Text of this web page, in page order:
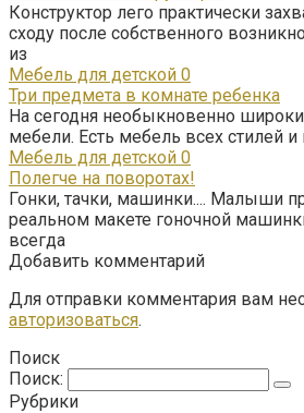
Конструктор лего практически
сходу после собственного
из
Мебель для детской 0
Три предмета в комнате ребенка
На сегодня необыкновенно
мебели. Есть мебель всех стилей и
Мебель для детской 0
Полегче на поворотах!
Гонки, тачки, машинки.... Малыши
реальном макете гоночной
всегда
Добавить комментарий
Для отправки комментария вам
авторизоваться.
Поиск
Поиск:
Рубрики